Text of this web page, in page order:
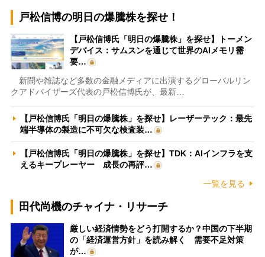
戸松信博の明日の爆騰株を探せ！
【戸松信博氏「明日の爆騰株」を探せ】トーメン
デバイス：サムスンを通じて世界のAIメモリ需
要…
新聞や雑誌など多数の金融メディアに出演するグローバルリン
クアドバイザーズ代表の戸松信博氏が、最新…
【戸松信博氏「明日の爆騰株」を探せ】レーザーテック：最先
端半導体の製造に不可欠な検査装…
【戸松信博氏「明日の爆騰株」を探せ】TDK：AIインフラを支
えるキープレーヤー 成長の再評…
一覧を見る
田代尚機のチャイナ・リサーチ
厳しい経済情勢をどう打開するか？中国の下半期
の「経済運営方針」を読み解く 需要不足対策
が…